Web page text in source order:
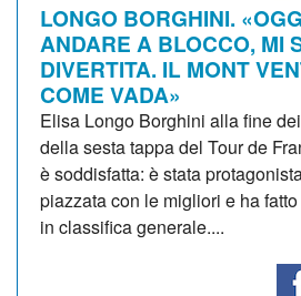
LONGO BORGHINI.
ANDARE A BLOCCO, MI
DIVERTITA. IL MONT
COME VADA»
Elisa Longo Borghini alla fine
della sesta tappa del Tour de
è soddisfatta: è stata
piazzata con le migliori e ha
in classifica generale....